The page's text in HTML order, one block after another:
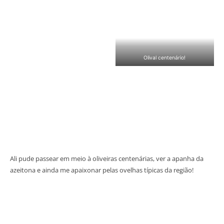
Olival centenário!
Ali pude passear em meio à oliveiras centenárias, ver a apanha da
azeitona e ainda me apaixonar pelas ovelhas típicas da região!